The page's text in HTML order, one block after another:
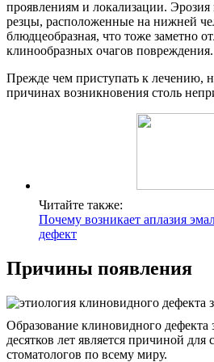
проявлениям и локализации. Эрозия
резцы, расположенные на нижней
блюдцеобразная, что тоже заметно
клинообразных очагов повреждения.
Прежде чем приступать к лечению,
причинах возникновения столь
Читайте также:
Почему возникает аплазия
дефект
Причины появления
Образование клиновидного дефекта
десятков лет является причиной для
стоматологов по всему миру.